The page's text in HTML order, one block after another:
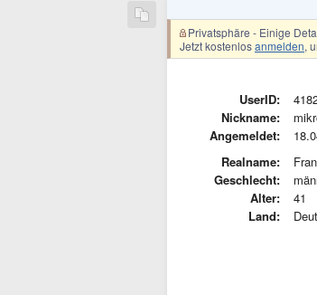
Privatsphäre - Einige
Jetzt kostenlosanmelden,
UserID:
Nickname:
Angemeldet:
Realname:
Geschlecht:
Alter:
41
Land: